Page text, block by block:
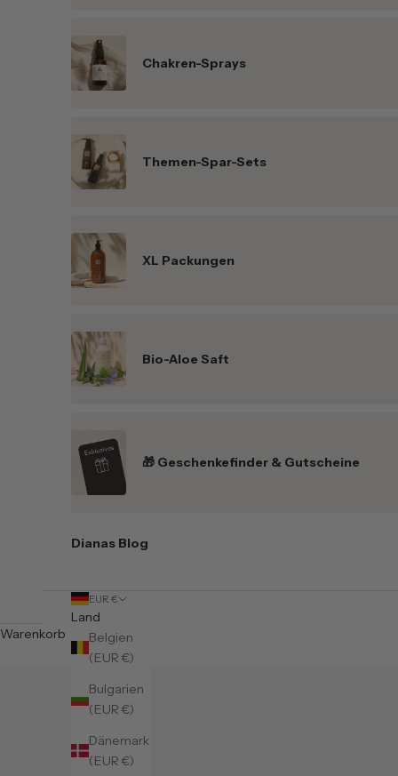
Chakren-Sprays
Themen-Spar-Sets
XL Packungen
Bio-Aloe Saft
🎁 Geschenkefinder & Gutscheine
Dianas Blog
EUR €
Land
Belgien
(EUR €)
Bulgarien
(EUR €)
Dänemark
(EUR €)
Warenkorb